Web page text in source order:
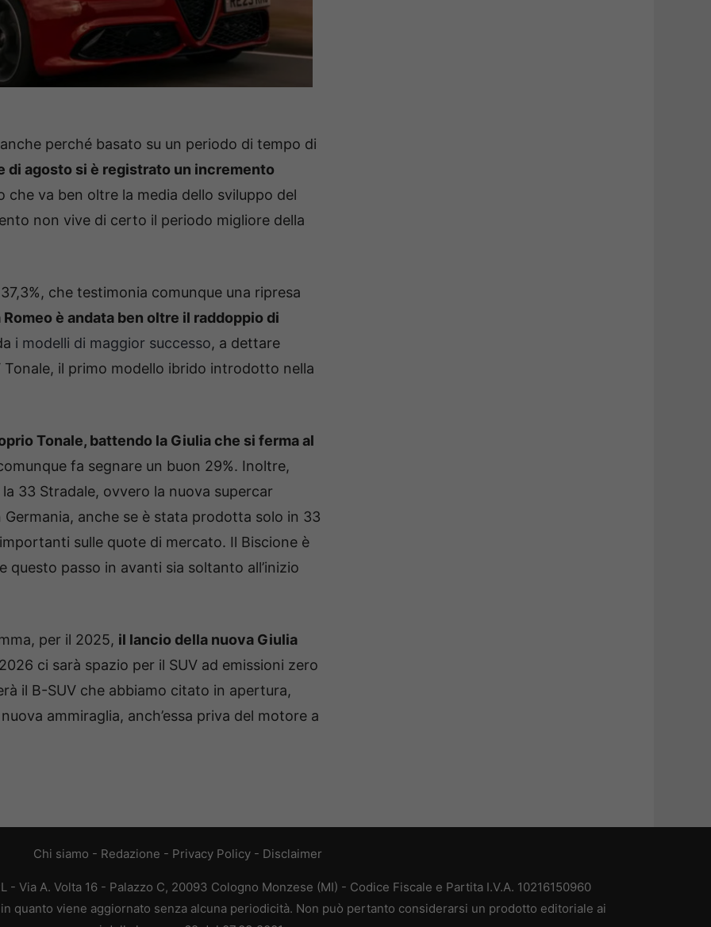
perché basato su un periodo di tempo di
di agosto si è registrato un incremento
che va ben oltre la media dello sviluppo del
non vive di certo il periodo migliore della
che testimonia comunque una ripresa
Romeo è andata ben oltre il raddoppio di
i modelli di maggior successo, a dettare
Tonale, il primo modello ibrido introdotto nella
Tonale, battendo la Giulia che si ferma al
fa segnare un buon 29%. Inoltre,
33 Stradale, ovvero la nuova supercar
anche se è stata prodotta solo in 33
sulle quote di mercato. Il Biscione è
passo in avanti sia soltanto all’inizio
per il 2025, il lancio della nuova Giulia
ci sarà spazio per il SUV ad emissioni zero
il B-SUV che abbiamo citato in apertura,
ammiraglia, anch’essa priva del motore a
Chi siamo - Redazione - Privacy Policy - Disclaimer
- Via A. Volta 16 - Palazzo C, 20093 Cologno Monzese (MI) - Codice Fiscale e Partita I.V.A. 10216150960
quanto viene aggiornato senza alcuna periodicità. Non può pertanto considerarsi un prodotto editoriale ai